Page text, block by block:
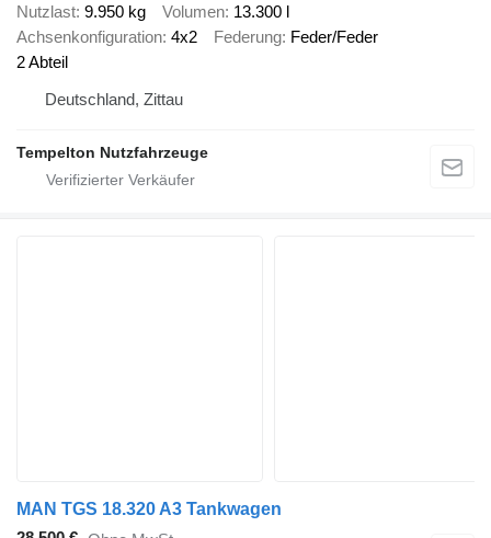
Nutzlast 9.950 kg Volumen 13.300 l
Achsenkonfiguration 4x2 Federung Feder/Feder
2 Abteil
Deutschland, Zittau
Tempelton Nutzfahrzeuge
MAN TGS 18.320 A3 Tankwagen